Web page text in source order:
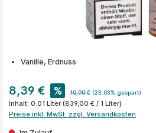
Vanille, Erdnuss
8,39 € % 10,90 € (23.03% gespart)
Inhalt: 0.01 Liter (839,00 € / 1 Liter)
Preise inkl. MwSt. zzgl. Versandkosten